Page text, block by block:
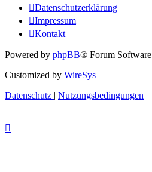
Datenschutzerklärung
Impressum
Kontakt
Powered by phpBB® Forum
Customized by WireSys
Datenschutz | Nutzungsbedingungen